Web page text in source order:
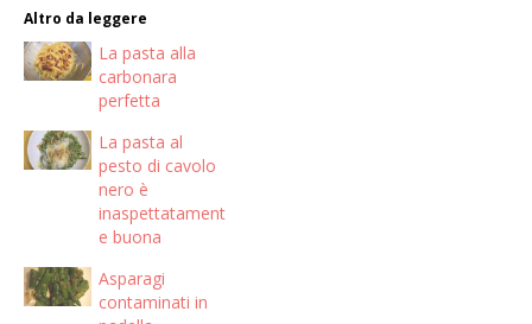
Altro da leggere
La pasta alla
carbonara
perfetta
La pasta al
pesto di cavolo
nero è
inaspettatament
e buona
Asparagi
contaminati in